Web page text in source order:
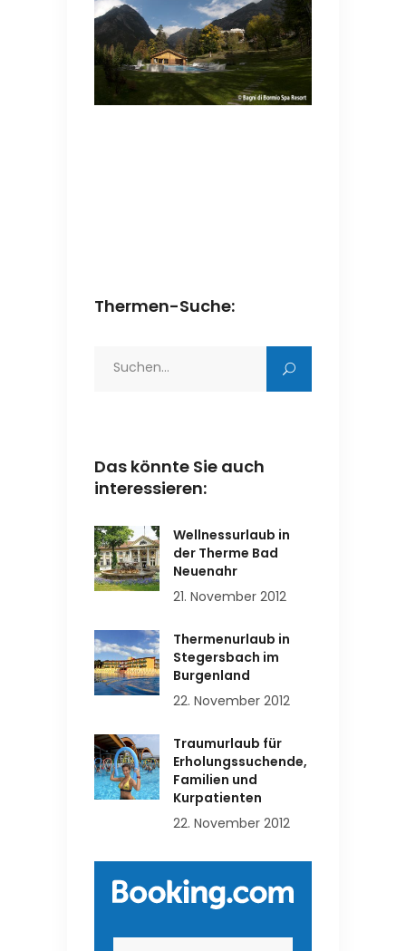
Thermen-Suche:
Das könnte Sie auch
interessieren:
Wellnessurlaub in
der Therme Bad
Neuenahr
21. November 2012
Thermenurlaub in
Stegersbach im
Burgenland
22. November 2012
Traumurlaub für
Erholungssuchende,
Familien und
Kurpatienten
22. November 2012